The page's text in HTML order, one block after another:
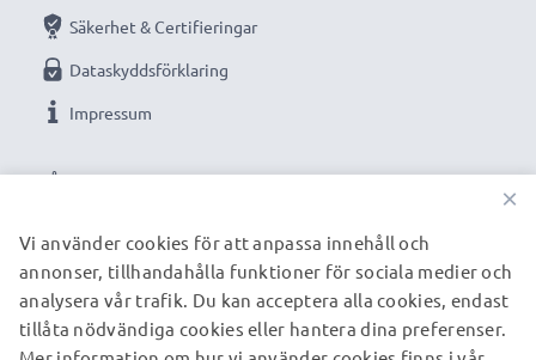
VÅRA BETALNINGSALTERNATIV
Säkerhet & Certifieringar
Dataskyddsförklaring
Impressum
VÅRA FRAKTPARTNERS
×
Vi använder cookies för att anpassa innehåll och
annonser, tillhandahålla funktioner för sociala medier och
analysera vår trafik. Du kan acceptera alla cookies, endast
tillåta nödvändiga cookies eller hantera dina preferenser.